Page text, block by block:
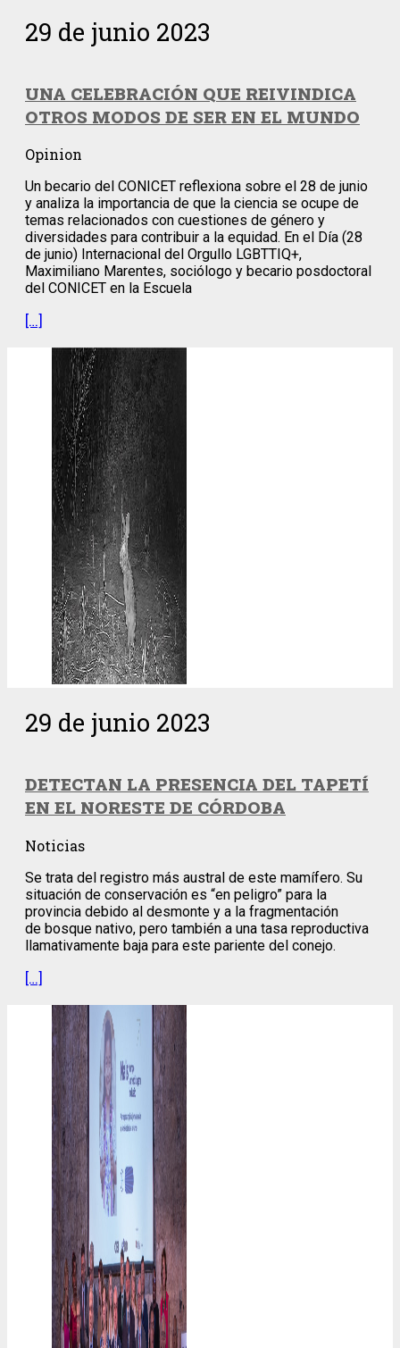
29 de junio 2023
UNA CELEBRACIÓN QUE REIVINDICA
OTROS MODOS DE SER EN EL MUNDO
Opinion
Un becario del CONICET reflexiona sobre el 28 de junio
y analiza la importancia de que la ciencia se ocupe de
temas relacionados con cuestiones de género y
diversidades para contribuir a la equidad. En el Día (28
de junio) Internacional del Orgullo LGBTTIQ+,
Maximiliano Marentes, sociólogo y becario posdoctoral
del CONICET en la Escuela
[…]
29 de junio 2023
DETECTAN LA PRESENCIA DEL TAPETÍ
EN EL NORESTE DE CÓRDOBA
Noticias
Se trata del registro más austral de este mamífero. Su
situación de conservación es “en peligro” para la
provincia debido al desmonte y a la fragmentación
de bosque nativo, pero también a una tasa reproductiva
llamativamente baja para este pariente del conejo.
[…]